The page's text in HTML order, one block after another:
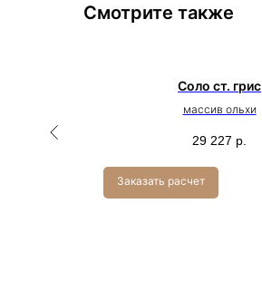
Смотрите также
Соло ст. грис
массив ольхи
29 227 р.